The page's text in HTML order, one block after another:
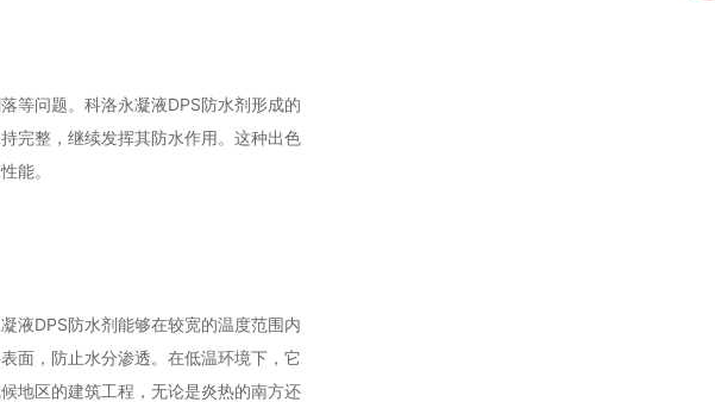
等问题。科洛永凝液DPS防水剂形成的
完整，继续发挥其防水作用。这种出色
能。
液DPS防水剂能够在较宽的温度范围内
面，防止水分渗透。在低温环境下，它
地区的建筑工程，无论是炎热的南方还